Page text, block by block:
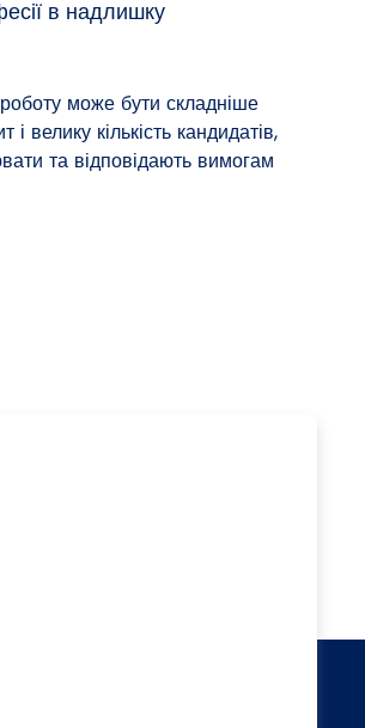
в надлишку
може бути складніше
і велику кількість кандидатів,
та відповідають вимогам